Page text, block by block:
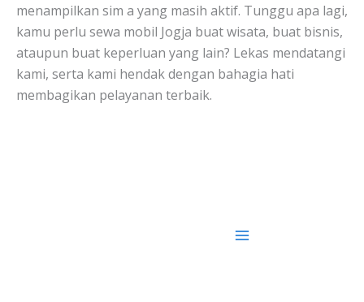
menampilkan sim a yang masih aktif. Tunggu apa lagi,
kamu perlu sewa mobil Jogja buat wisata, buat bisnis,
ataupun buat keperluan yang lain? Lekas mendatangi
kami, serta kami hendak dengan bahagia hati
membagikan pelayanan terbaik.